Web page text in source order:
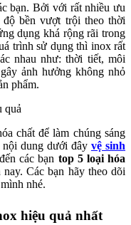
bạn. Bởi với rất nhiều ưu
bền vượt trội theo thời
dụng khá rộng rãi trong
trình sử dụng thì inox rất
nhau như: thời tiết, môi
ảnh hưởng không nhỏ
phẩm.
chất để làm chúng sáng
dung dưới đây vệ sinh
các bạn top 5 loại hóa
Các bạn hãy theo dõi
nhé.
hiệu quả nhất